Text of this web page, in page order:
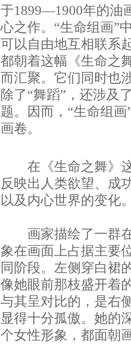
于1899—1900年的油
心之作。“生命组画”
可以自由地互相联系
都朝着这幅《生命之
而汇聚。它们同时也
除了“舞蹈”，还涉及
题。因而，“生命组
画卷。
在《生命之舞》这
反映出人类欲望、成
以及内心世界的变化
画家描绘了一群在
象在画面上占据主要
同阶段。左侧穿白裙
像她眼前那枝盛开着
与其呈对比的，是右
显得十分孤傲。她的
个女性形象，都面朝